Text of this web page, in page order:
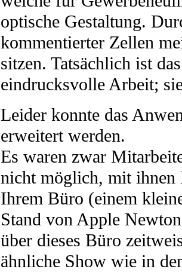
optische Gestaltung.
kommentierter Zellen
sitzen. Tatsächlich ist
eindrucksvolle Arbeit;
Leider konnte das
erweitert werden.
Es waren zwar
nicht möglich, mit ihnen
Ihrem Büro (einem
Stand von Apple
über dieses Büro
ähnliche Show wie in